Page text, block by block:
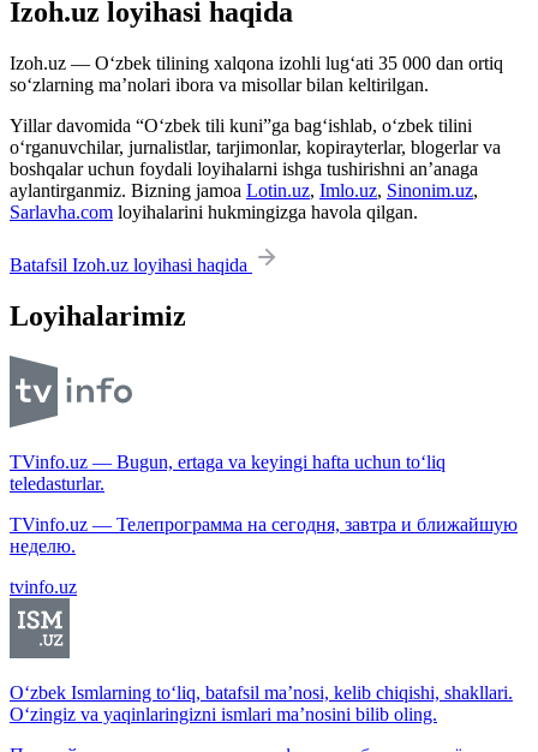
Izoh.uz loyihasi haqida
Izoh.uz — O‘zbek tilining xalqona izohli lug‘ati 35 000 dan ortiq
so‘zlarning ma’nolari ibora va misollar bilan keltirilgan.
Yillar davomida “O‘zbek tili kuni”ga bag‘ishlab, o‘zbek tilini
o‘rganuvchilar, jurnalistlar, tarjimonlar, kopirayterlar, blogerlar va
boshqalar uchun foydali loyihalarni ishga tushirishni an’anaga
aylantirganmiz. Bizning jamoa Lotin.uz, Imlo.uz, Sinonim.uz,
Sarlavha.com loyihalarini hukmingizga havola qilgan.
Batafsil Izoh.uz loyihasi haqida
Loyihalarimiz
TVinfo.uz — Bugun, ertaga va keyingi hafta uchun to‘liq
teledasturlar.
TVinfo.uz — Телепрограмма на сегодня, завтра и ближайшую
неделю.
tvinfo.uz
O‘zbek Ismlarning to‘liq, batafsil ma’nosi, kelib chiqishi, shakllari.
O‘zingiz va yaqinlaringizni ismlari ma’nosini bilib oling.